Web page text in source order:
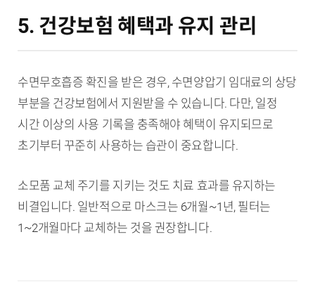
5. 건강보험 혜택과 유지 관리
수면무호흡증 확진을 받은 경우, 수면양압기 임대료의 상당
부분을 건강보험에서 지원받을 수 있습니다. 다만, 일정
시간 이상의 사용 기록을 충족해야 혜택이 유지되므로
초기부터 꾸준히 사용하는 습관이 중요합니다.
소모품 교체 주기를 지키는 것도 치료 효과를 유지하는
비결입니다. 일반적으로 마스크는 6개월~1년, 필터는
1~2개월마다 교체하는 것을 권장합니다.